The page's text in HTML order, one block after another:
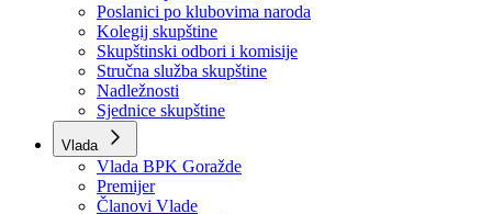
Skupština BPK Goražde
Rukovodstvo
Poslanici po strankama
Poslanici po klubovima naroda
Kolegij skupštine
Skupštinski odbori i komisije
Stručna služba skupštine
Nadležnosti
Sjednice skupštine
Vlada